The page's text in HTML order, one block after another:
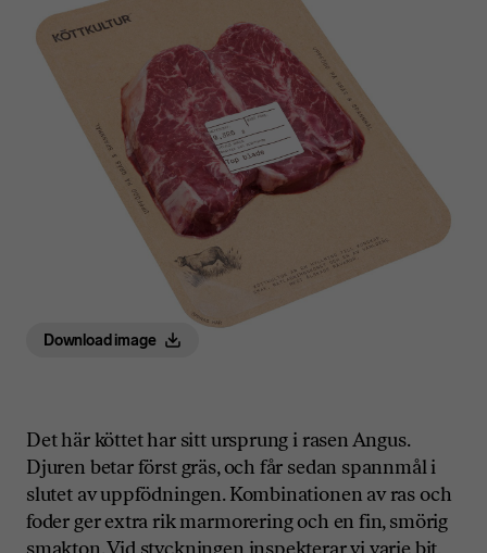
Download image
Det här köttet har sitt ursprung i rasen Angus.
Djuren betar först gräs, och får sedan spannmål i
slutet av uppfödningen. Kombinationen av ras och
foder ger extra rik marmorering och en fin, smörig